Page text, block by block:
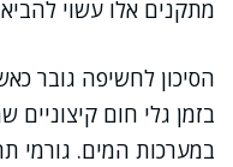
מתקנים אלו עשוי
הסיכון לחשיפה גובר
בזמן גלי חום
במערכות המים. גורמי